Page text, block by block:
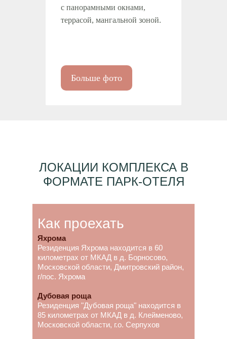
с панорамными окнами,
террасой, мангальной зоной.
Больше фото
ЛОКАЦИИ КОМПЛЕКСА В
ФОРМАТЕ ПАРК-ОТЕЛЯ
Яхрома
Резиденция Яхрома находится в 60
километрах от МКАД в д. Борносово,
Московской области, Дмитровский район,
г/пос. Яхрома
Дубовая роща
Резиденция "Дубовая роща" находится в
85 километрах от МКАД в д. Клейменово,
Московской области, г.о. Серпухов
Как проехать